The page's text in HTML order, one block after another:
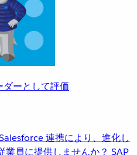
ーとして評価
連携により、進化し
業員に提供しませんか？ SAP